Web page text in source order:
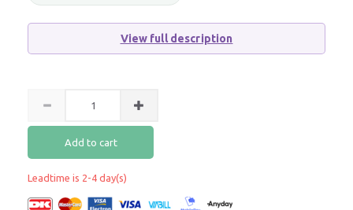
View full description
Add to cart
Leadtime is 2-4 day(s)